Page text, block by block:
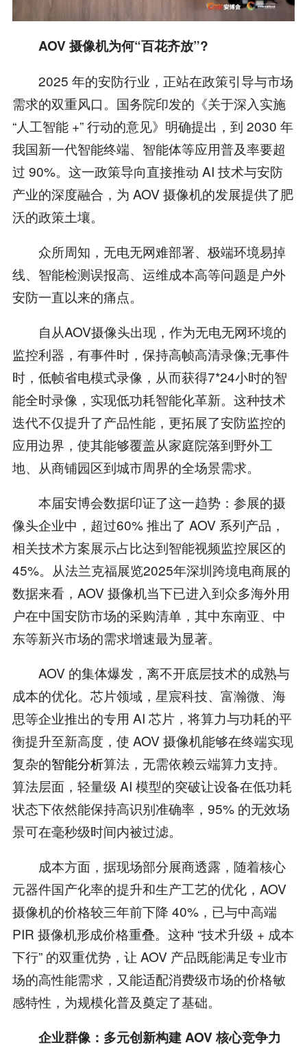
AOV 摄像机为何“百花齐放”?
2025 年的安防行业，正站在政策引导与市场
需求的双重风口。国务院印发的《关于深入实施
“人工智能 +” 行动的意见》明确提出，到 2030 年
我国新一代智能终端、智能体等应用普及率要超
过 90%。这一政策导向直接推动 AI 技术与安防
产业的深度融合，为 AOV 摄像机的发展提供了肥
沃的政策土壤。
众所周知，无电无网难部署、极端环境易掉
线、智能检测误报高、运维成本高等问题是户外
安防一直以来的痛点。
自从AOV摄像头出现，作为无电无网环境的
监控利器，有事件时，保持高帧高清录像;无事件
时，低帧省电模式录像，从而获得7*24小时的智
能全时录像，实现低功耗智能化革新。这种技术
迭代不仅提升了产品性能，更拓展了安防监控的
应用边界，使其能够覆盖从家庭院落到野外工
地、从商铺园区到城市周界的全场景需求。
本届安博会数据印证了这一趋势：参展的摄
像头企业中，超过60% 推出了 AOV 系列产品，
相关技术方案展示占比达到智能视频监控展区的
45%。从法兰克福展览2025年深圳跨境电商展的
数据来看，AOV 摄像机当下已进入到众多海外用
户在中国安防市场的采购清单，其中东南亚、中
东等新兴市场的需求增速最为显著。
AOV 的集体爆发，离不开底层技术的成熟与
成本的优化。芯片领域，星宸科技、富瀚微、海
思等企业推出的专用 AI 芯片，将算力与功耗的平
衡提升至新高度，使 AOV 摄像机能够在终端实现
复杂的智能分析算法，无需依赖云端算力支持。
算法层面，轻量级 AI 模型的突破让设备在低功耗
状态下依然能保持高识别准确率，95% 的无效场
景可在毫秒级时间内被过滤。
成本方面，据现场部分展商透露，随着核心
元器件国产化率的提升和生产工艺的优化，AOV
摄像机的价格较三年前下降 40%，已与中高端
PIR 摄像机形成价格重叠。这种 “技术升级 + 成本
下行” 的双重优势，让 AOV 产品既能满足专业市
场的高性能需求，又能适配消费级市场的价格敏
感特性，为规模化普及奠定了基础。
企业群像：多元创新构建 AOV 核心竞争力